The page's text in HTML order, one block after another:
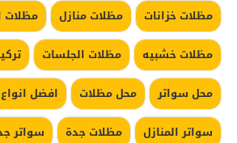
مظلات خزانات
مظلات منازل
مظلات
مظلات خشبيه
مظلات الجلسات
محل سواتر
محل مظلات
افضل
سواتر المنازل
مظلات جدة
سواتر